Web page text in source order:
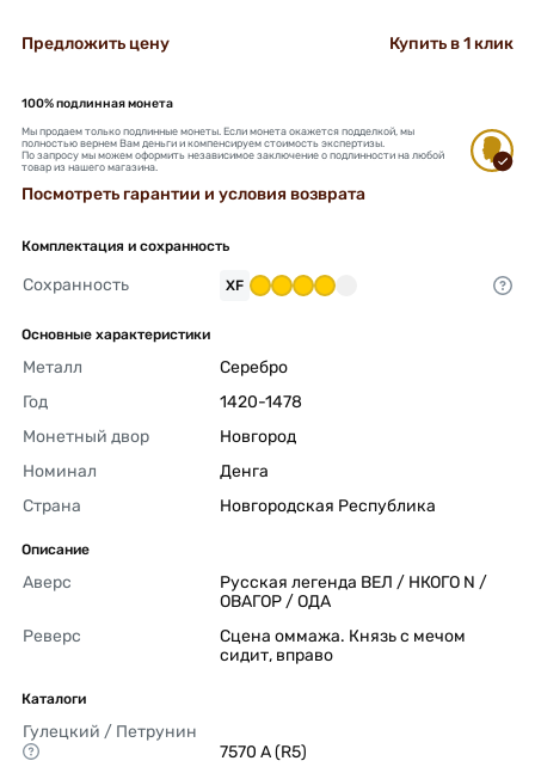
Предложить цену Купить в 1 клик
100% подлинная монета
Мы продаем только подлинные монеты. Если монета окажется подделкой, мы
полностью вернем Вам деньги и компенсируем стоимость экспертизы.
По запросу мы можем оформить независимое заключение о подлинности на любой
товар из нашего магазина.
Посмотреть гарантии и условия возврата
Комплектация и сохранность
Сохранность XF
Основные характеристики
Металл
Серебро
Год
1420-1478
Монетный двор
Новгород
Номинал
Денга
Страна
Новгородская Республика
Описание
Аверс
Русская легенда ВЕЛ / НКОГО N /
ОВАГОР / ОДА
Реверс
Сцена оммажа. Князь с мечом
сидит, вправо
Каталоги
Гулецкий / Петрунин
7570 А (R5)